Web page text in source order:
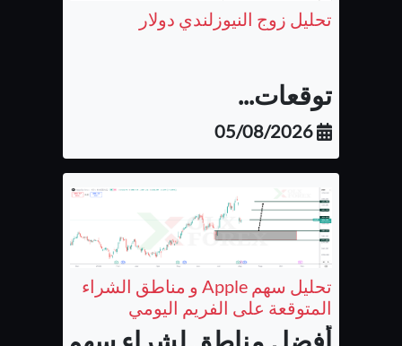
تحليل زوج النيوزلندي دولار
توقعات...
05/08/2026
تحليل سهم Apple و مناطق الشراء
المتوقعة على الفريم اليومي